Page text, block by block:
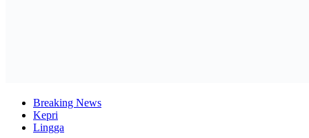
Breaking News
Kepri
Lingga